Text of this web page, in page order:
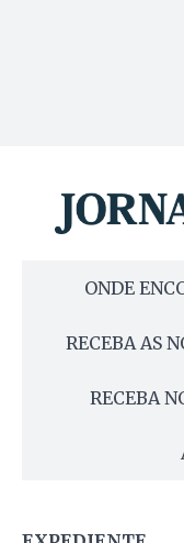
ONDE
RECEBA AS
RECEBA